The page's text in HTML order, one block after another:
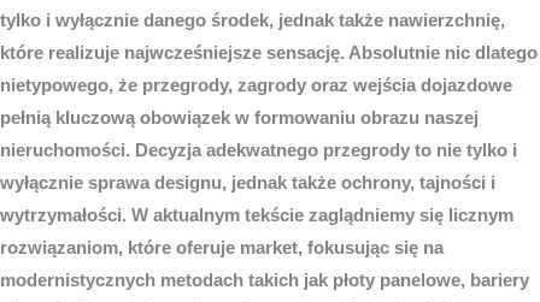
tylko i wyłącznie danego środek, jednak także nawierzchnię,
które realizuje najwcześniejsze sensację. Absolutnie nic dlatego
nietypowego, że przegrody, zagrody oraz wejścia dojazdowe
pełnią kluczową obowiązek w formowaniu obrazu naszej
nieruchomości. Decyzja adekwatnego przegrody to nie tylko i
wyłącznie sprawa designu, jednak także ochrony, tajności i
wytrzymałości. W aktualnym tekście zaglądniemy się licznym
rozwiązaniom, które oferuje market, fokusując się na
modernistycznych metodach takich jak płoty panelowe, bariery